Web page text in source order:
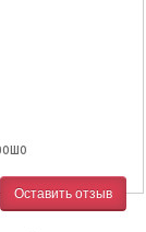
Оставить отзыв